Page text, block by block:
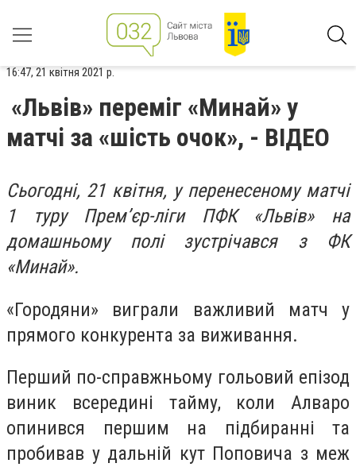
16:47, 21 квітня 2021 р.
«Львів» переміг «Минай» у
матчі за «шість очок», - ВІДЕО
Сьогодні, 21 квітня, у перенесеному матчі
1 туру Премʼєр-ліги ПФК «Львів» на
домашньому полі зустрічався з ФК
«Минай».
«Городяни» виграли важливий матч у
прямого конкурента за виживання.
Перший по-справжньому гольовий епізод
виник всередині тайму, коли Алваро
опинився першим на підбиранні та
пробивав у дальній кут Поповича з меж